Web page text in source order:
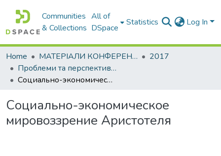
Communities
& Collections
All of
DSpace
Statistics Log In
Home МАТЕРІАЛИ КОНФЕРЕНЦІЙ
2017
Проблеми та перспективи розвитку підприємництва
Социально-экономическое мировоззрение Аристотеля
Социально-экономическое
мировоззрение Аристотеля